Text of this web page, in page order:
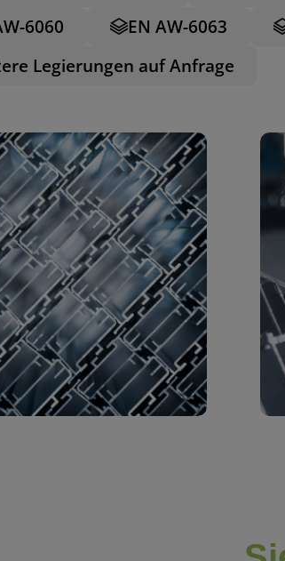
6060
EN AW-6063
Legierungen auf Anfrage